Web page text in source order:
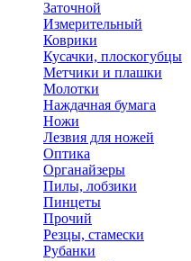
Заточной
Измерительный
Коврики
Кусачки, плоскогубцы
Метчики и плашки
Молотки
Наждачная бумага
Ножи
Лезвия для ножей
Оптика
Органайзеры
Пилы, лобзики
Пинцеты
Прочий
Резцы, стамески
Рубанки